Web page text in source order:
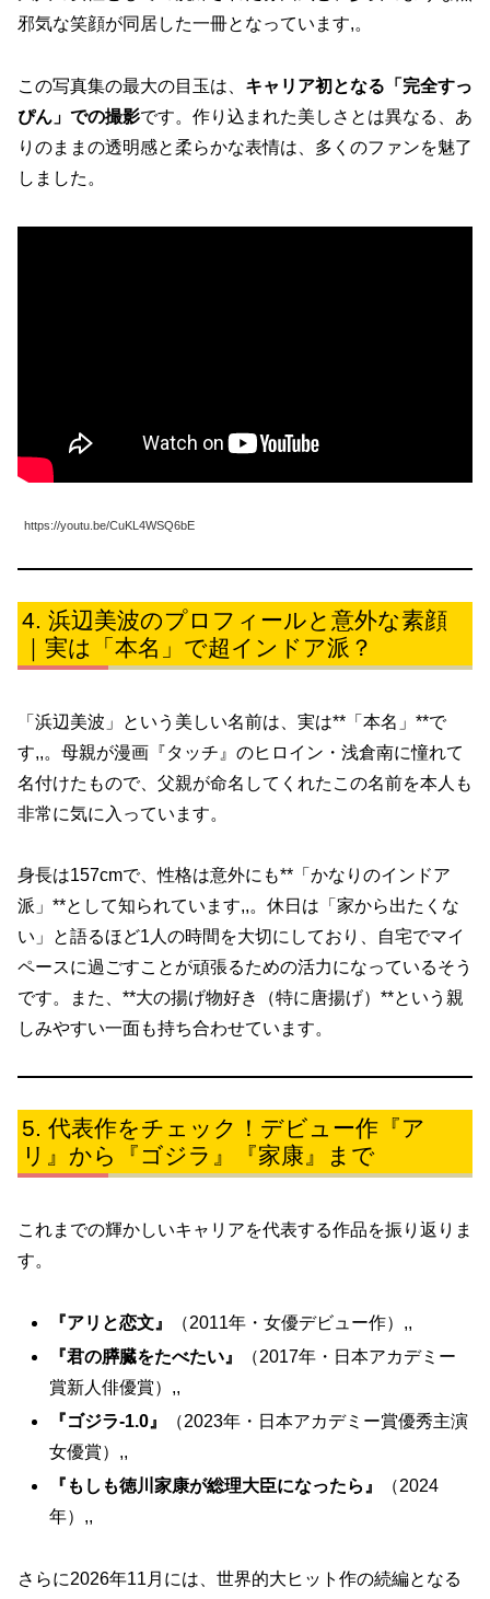
邪気な笑顔が同居した一冊となっています,。
この写真集の最大の目玉は、 キャリア初となる「完全すっ
ぴん」での撮影です。作り込まれた美しさとは異なる、あ
りのままの透明感と柔らかな表情は、多くのファンを魅了
しました。
https://youtu.be/CuKL4WSQ6bE
浜辺美波のプロフィールと意外な素顔
｜実は「本名」で超インドア派？
「浜辺美波」という美しい名前は、実は**「本名」**で
す,,。母親が漫画『タッチ』のヒロイン・浅倉南に憧れて
名付けたもので、父親が命名してくれたこの名前を本人も
非常に気に入っています。
身長は157cmで、性格は意外にも**「かなりのインドア
派」**として知られています,,。休日は「家から出たくな
い」と語るほど1人の時間を大切にしており、自宅でマイ
ペースに過ごすことが頑張るための活力になっているそう
です。また、**大の揚げ物好き（特に唐揚げ）**という親
しみやすい一面も持ち合わせています。
代表作をチェック！デビュー作『ア
リ』から『ゴジラ』『家康』まで
これまでの輝かしいキャリアを代表する作品を振り返りま
す。
『アリと恋文』
（2011年・女優デビュー作）,,
『君の膵臓をたべたい』
（2017年・日本アカデミー
賞新人俳優賞）,,
『ゴジラ-1.0』
（2023年・日本アカデミー賞優秀主演
女優賞）,,
『もしも徳川家康が総理大臣になったら』
（2024
年）,,
さらに2026年11月には、世界的大ヒット作の続編となる